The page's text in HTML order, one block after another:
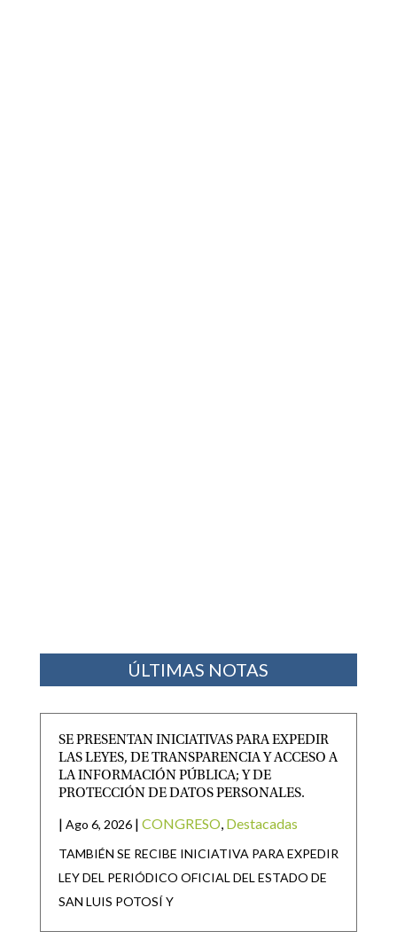
ÚLTIMAS NOTAS
SE PRESENTAN INICIATIVAS PARA EXPEDIR
LAS LEYES, DE TRANSPARENCIA Y ACCESO A
LA INFORMACIÓN PÚBLICA; Y DE
PROTECCIÓN DE DATOS PERSONALES.
| Ago 6, 2026 | CONGRESO, Destacadas
TAMBIÉN SE RECIBE INICIATIVA PARA EXPEDIR
LEY DEL PERIÓDICO OFICIAL DEL ESTADO DE
SAN LUIS POTOSÍ Y